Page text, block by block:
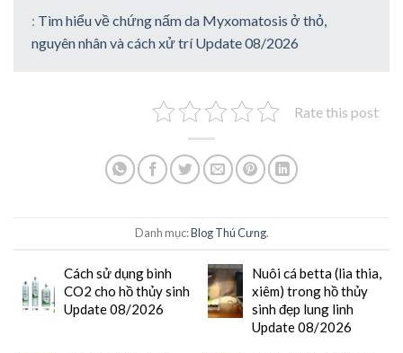
: Tìm hiểu về chứng nấm da Myxomatosis ở thỏ,
nguyên nhân và cách xử trí Update 08/2026
Rate this post
Danh mục:Blog Thú Cưng.
Cách sử dụng bình
CO2 cho hồ thủy sinh
Update 08/2026
Nuôi cá betta (lia thia,
xiêm) trong hồ thủy
sinh đẹp lung linh
Update 08/2026